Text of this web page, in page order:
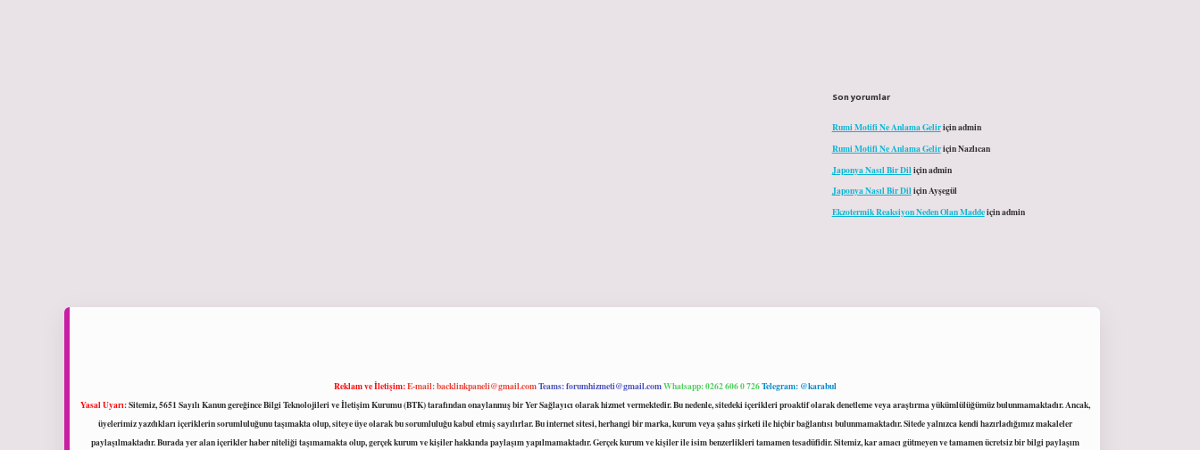
Son yorumlar
Rumi Motifi Ne Anlama Geliriçinadmin
Rumi Motifi Ne Anlama GeliriçinNazlıcan
Japonya Nasıl Bir Dil içinadmin
Japonya Nasıl Bir DiliçinAyşegül
Ekzotermik Reaksiyon Neden Olan Maddeiçinadmin
Reklam ve İletişim:E-mail:backlinkpaneli@gmail.comTeams:forumhizmeti@gmail.comWhatsapp: 0262 606 0 726Telegram: @karabul
Yasal Uyarı:Sitemiz, 5651 Sayılı Kanun gereğince Bilgi Teknolojileri ve İletişim Kurumu (BTK) tarafından onaylanmış bir Yer Sağlayıcı olarak hizmet vermektedir. Bu nedenle, sitedeki içerikleri proaktif olarak denetleme veya araştırma yükümlülüğümüz bulunmamaktadır. Ancak,
üyelerimiz yazdıkları içeriklerin sorumluluğunu taşımakta olup, siteye üye olarak bu sorumluluğu kabul etmiş sayılırlar. Bu internet sitesi, herhangi bir marka, kurum veya şahıs şirketi ile hiçbir bağlantısı bulunmamaktadır. Sitede yalnızca kendi hazırladığımız makaleler
paylaşılmaktadır. Burada yer alan içerikler haber niteliği taşımamakta olup, gerçek kurum ve kişiler hakkında paylaşım yapılmamaktadır. Gerçek kurum ve kişiler ile isim benzerlikleri tamamen tesadüfidir. Sitemiz, kar amacı gütmeyen ve tamamen ücretsiz bir bilgi paylaşım